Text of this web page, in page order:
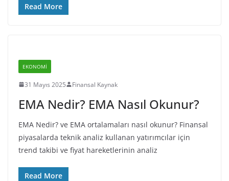
Read More
EKONOMI
31 Mayıs 2025 Finansal Kaynak
EMA Nedir? EMA Nasıl Okunur?
EMA Nedir? ve EMA ortalamaları nasıl okunur? Finansal
piyasalarda teknik analiz kullanan yatırımcılar için
trend takibi ve fiyat hareketlerinin analiz
Read More